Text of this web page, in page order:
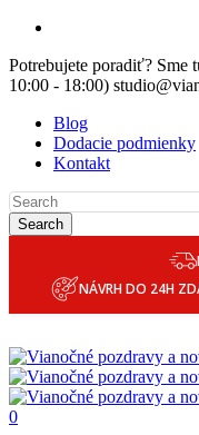
Skip
main
content
Potrebujete poradiť? Sme
10:00 - 18:00)
Blog
Dodacie podmienky
Kontakt
Search
NÁVRH DO 24H
0